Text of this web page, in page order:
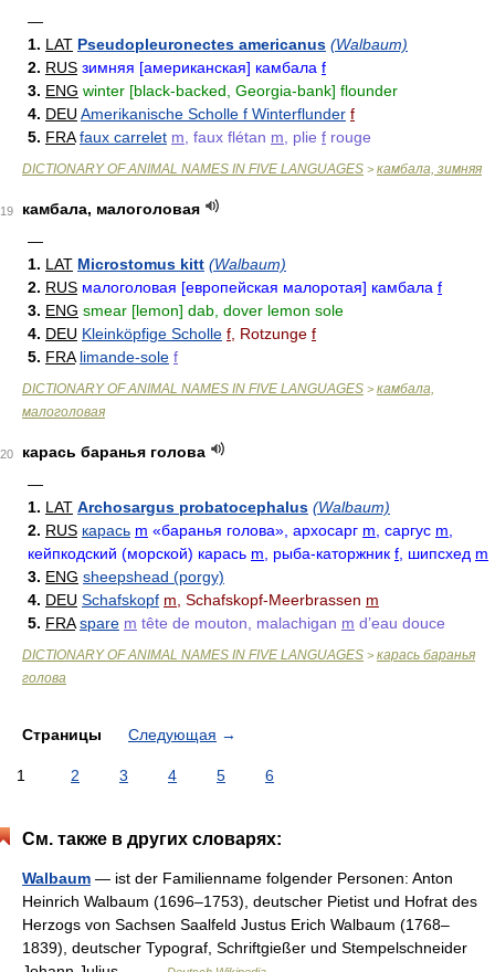
—
1. LAT Pseudopleuronectes americanus (Walbaum)
2. RUS зимняя [американская] камбала f
3. ENG winter [black-backed, Georgia-bank] flounder
4. DEU Amerikanische Scholle f Winterflunder f
5. FRA faux carrelet m , faux flétan m , plie f rouge
DICTIONARY OF ANIMAL NAMES IN FIVE LANGUAGES > камбала, зимняя
19
камбала, малоголовая
—
1. LAT Microstomus kitt (Walbaum)
2. RUS малоголовая [европейская малоротая] камбала f
3. ENG smear [lemon] dab, dover lemon sole
4. DEU Kleinköpfige Scholle f , Rotzunge f
5. FRA limande-sole f
DICTIONARY OF ANIMAL NAMES IN FIVE LANGUAGES > камбала,
малоголовая
20
карась баранья голова
—
1. LAT Archosargus probatocephalus (Walbaum)
2. RUS карась m «баранья голова», архосарг m , саргус m
кейпкодский (морской) карась m , рыба-каторжник f , шипсхед m
3. ENG sheepshead (porgy)
4. DEU Schafskopf m , Schafskopf-Meerbrassen m
5. FRA spare m tête de mouton, malachigan m d’eau douce
DICTIONARY OF ANIMAL NAMES IN FIVE LANGUAGES > карась баранья
голова
Страницы Следующая →
1 2 3 4 5 6
См. также в других словарях:
Walbaum — ist der Familienname folgender Personen: Anton
Heinrich Walbaum (1696–1753), deutscher Pietist und Hofrat des
Herzogs von Sachsen Saalfeld Justus Erich Walbaum (1768–
1839), deutscher Typograf, Schriftgießer und Stempelschneider